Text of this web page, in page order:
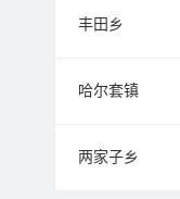
丰田乡
哈尔套镇
两家子乡